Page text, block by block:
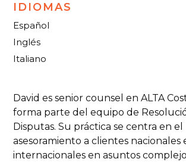
IDIOMAS
Español
Inglés
Italiano
David es senior counsel en ALTA
forma parte del equipo de
Disputas. Su práctica se centra en el
asesoramiento a clientes nacionales
internacionales en asuntos